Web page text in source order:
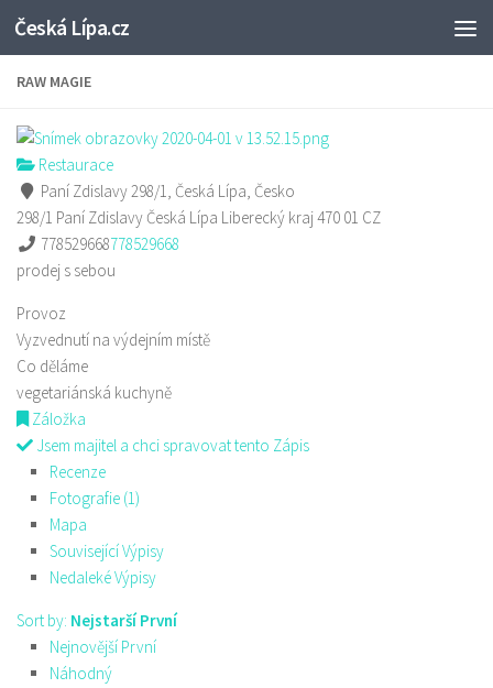
Skip to content
Česká Lípa.cz
RAW MAGIE
Restaurace
Paní Zdislavy 298/1, Česká Lípa, Česko
298/1 Paní Zdislavy Česká Lípa Liberecký kraj470 01 CZ
778529668778529668
prodej s sebou
Provoz
Vyzvednutí na výdejním místě
Co děláme
vegetariánská kuchyně
Záložka
Jsem majitel a chci spravovat tento Zápis
Recenze
Fotografie (1)
Mapa
Související Výpisy
Nedaleké Výpisy
Sort by: Nejstarší První
Nejnovější První
Náhodný